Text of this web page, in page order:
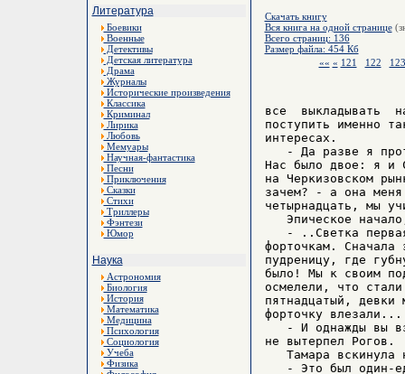
Литература
Боевики
Военные
Детективы
Детская литература
Драма
Журналы
Исторические произведения
Классика
Криминал
Лирика
Любовь
Мемуары
Научная-фантастика
Песни
Приключения
Сказки
Стихи
Триллеры
Фэнтези
Юмор
Наука
Астрономия
Биология
История
Математика
Медицина
Психология
Социология
Учеба
Физика
Скачать книгу
Вся книга на одной странице
Всего страниц: 136
Размер файла: 454 Кб
«« « 121 122 123
все  выкладывать
поступить именно
интересах.
- Да разве я
Нас было двое: я и
на Черкизовском
зачем? - а она
четырнадцать, мы
Эпическое
- ..Светка
форточкам.
пудреницу, где
было! Мы к своим
осмелели, что
пятнадцатый,
форточку влезали...
- И однажды вы
не вытерпел Рогов.
Тамара вскинула
- Это был один-